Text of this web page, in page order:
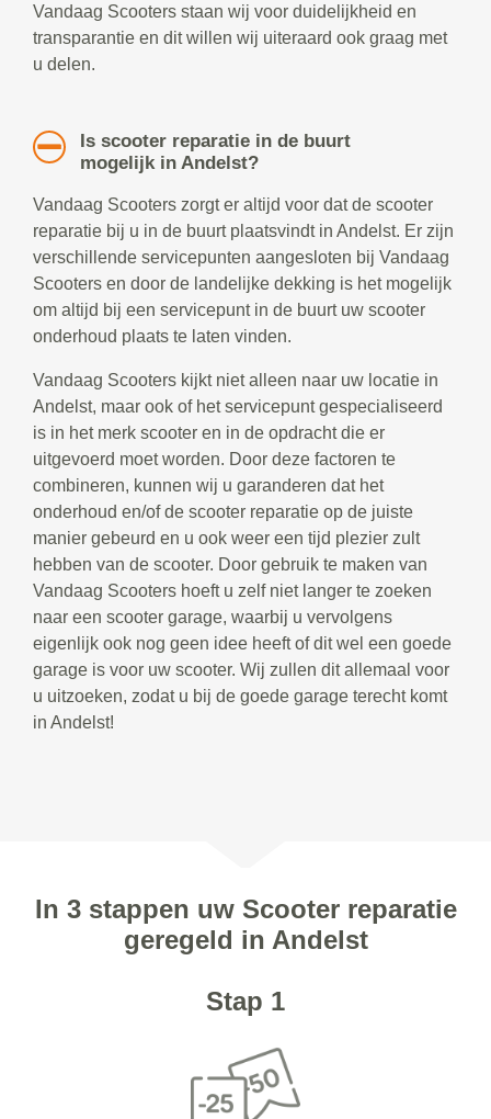
Vandaag Scooters staan wij voor duidelijkheid en
transparantie en dit willen wij uiteraard ook graag met
u delen.
Is scooter reparatie in de buurt
mogelijk in Andelst?
Vandaag Scooters zorgt er altijd voor dat de scooter
reparatie bij u in de buurt plaatsvindt in Andelst. Er zijn
verschillende servicepunten aangesloten bij Vandaag
Scooters en door de landelijke dekking is het mogelijk
om altijd bij een servicepunt in de buurt uw scooter
onderhoud plaats te laten vinden.
Vandaag Scooters kijkt niet alleen naar uw locatie in
Andelst, maar ook of het servicepunt gespecialiseerd
is in het merk scooter en in de opdracht die er
uitgevoerd moet worden. Door deze factoren te
combineren, kunnen wij u garanderen dat het
onderhoud en/of de scooter reparatie op de juiste
manier gebeurd en u ook weer een tijd plezier zult
hebben van de scooter. Door gebruik te maken van
Vandaag Scooters hoeft u zelf niet langer te zoeken
naar een scooter garage, waarbij u vervolgens
eigenlijk ook nog geen idee heeft of dit wel een goede
garage is voor uw scooter. Wij zullen dit allemaal voor
u uitzoeken, zodat u bij de goede garage terecht komt
in Andelst!
In 3 stappen uw Scooter reparatie
geregeld in Andelst
Stap 1